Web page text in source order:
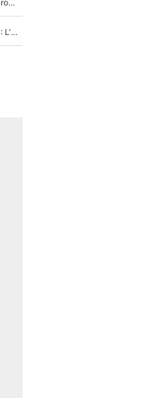
The Last Dance sur Netflix : Comme Michael Jordan, LeBron James va avoir le droit à sa série !
Stephen Curry avec Victor Wembanyama chez les Spurs : L'idée d'un trade historique est lancée en NBA !